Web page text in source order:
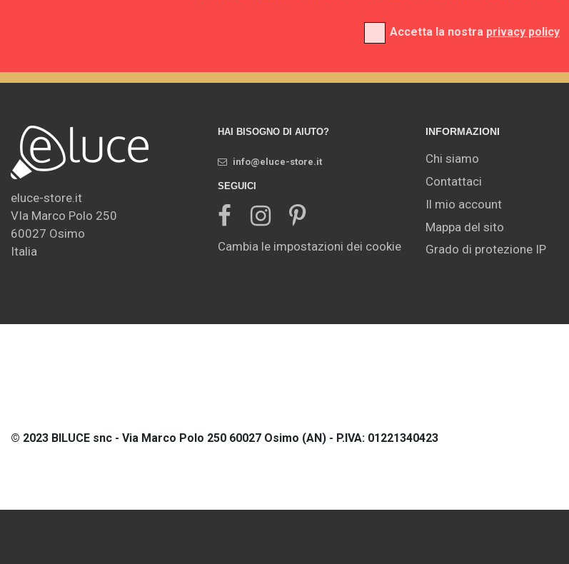
Accetta la nostra privacy policy
eluce-store.it
VIa Marco Polo 250
60027 Osimo
Italia
HAI BISOGNO DI AIUTO?
info@eluce-store.it
SEGUICI
Cambia le impostazioni dei cookie
INFORMAZIONI
Chi siamo
Contattaci
Il mio account
Mappa del sito
Grado di protezione IP
© 2023 BILUCE snc - Via Marco Polo 250 60027 Osimo (AN) - P.IVA: 01221340423